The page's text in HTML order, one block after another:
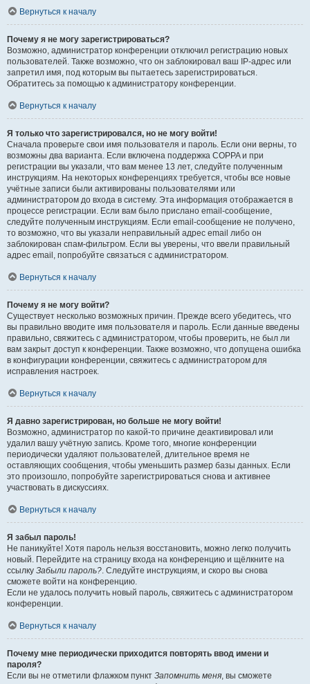
Вернуться к началу
Почему я не могу зарегистрироваться?
Возможно, администратор конференции отключил регистрацию новых
пользователей. Также возможно, что он заблокировал ваш IP-адрес или
запретил имя, под которым вы пытаетесь зарегистрироваться.
Обратитесь за помощью к администратору конференции.
Вернуться к началу
Я только что зарегистрировался, но не могу войти!
Сначала проверьте свои имя пользователя и пароль. Если они верны, то
возможны два варианта. Если включена поддержка COPPA и при
регистрации вы указали, что вам менее 13 лет, следуйте полученным
инструкциям. На некоторых конференциях требуется, чтобы все новые
учётные записи были активированы пользователями или
администратором до входа в систему. Эта информация отображается в
процессе регистрации. Если вам было прислано email-сообщение,
следуйте полученным инструкциям. Если email-сообщение не получено,
то возможно, что вы указали неправильный адрес email либо он
заблокирован спам-фильтром. Если вы уверены, что ввели правильный
адрес email, попробуйте связаться с администратором.
Вернуться к началу
Почему я не могу войти?
Существует несколько возможных причин. Прежде всего убедитесь, что
вы правильно вводите имя пользователя и пароль. Если данные введены
правильно, свяжитесь с администратором, чтобы проверить, не был ли
вам закрыт доступ к конференции. Также возможно, что допущена ошибка
в конфигурации конференции, свяжитесь с администратором для
исправления настроек.
Вернуться к началу
Я давно зарегистрирован, но больше не могу войти!
Возможно, администратор по какой-то причине деактивировал или
удалил вашу учётную запись. Кроме того, многие конференции
периодически удаляют пользователей, длительное время не
оставляющих сообщения, чтобы уменьшить размер базы данных. Если
это произошло, попробуйте зарегистрироваться снова и активнее
участвовать в дискуссиях.
Вернуться к началу
Я забыл пароль!
Не паникуйте! Хотя пароль нельзя восстановить, можно легко получить
новый. Перейдите на страницу входа на конференцию и щёлкните на
ссылку Забыли пароль?. Следуйте инструкциям, и скоро вы снова
сможете войти на конференцию.
Если не удалось получить новый пароль, свяжитесь с администратором
конференции.
Вернуться к началу
Почему мне периодически приходится повторять ввод имени и
пароля?
Если вы не отметили флажком пункт Запомнить меня, вы сможете